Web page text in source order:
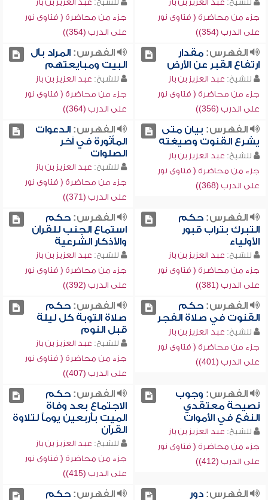
للشيخ: عبد العزيز بن باز
جزء من محاضرة ( فتاوى نور
على الدرب (354))
للشيخ: عبد العزيز بن باز
جزء من محاضرة ( فتاوى نور
على الدرب (354))
الفهرس:مقدار
ارتفاع القبر عن الأرض
للشيخ: عبد العزيز بن باز
جزء من محاضرة ( فتاوى نور
على الدرب (356))
الفهرس:المراد بآل
البيت ومبايعتهم
للشيخ: عبد العزيز بن باز
جزء من محاضرة ( فتاوى نور
على الدرب (364))
الفهرس: بيان متى
يشرع القنوت وصيغته
للشيخ: عبد العزيز بن باز
جزء من محاضرة ( فتاوى نور
على الدرب (368))
الفهرس:الدعوات
المأثورة في آخر
الصلوات
للشيخ: عبد العزيز بن باز
جزء من محاضرة ( فتاوى نور
على الدرب (371))
الفهرس:حكم
التبرك بتراب قبور
الأولياء
للشيخ: عبد العزيز بن باز
جزء من محاضرة ( فتاوى نور
على الدرب (381))
الفهرس:حكم
استماع الجنب للقرآن
والأذكار الشرعية
للشيخ: عبد العزيز بن باز
جزء من محاضرة ( فتاوى نور
على الدرب (392))
الفهرس:حكم
القنوت في صلاة الفجر
للشيخ: عبد العزيز بن باز
جزء من محاضرة ( فتاوى نور
على الدرب (401))
الفهرس:حكم
صلاة التوبة كل ليلة
قبل النوم
للشيخ: عبد العزيز بن باز
جزء من محاضرة ( فتاوى نور
على الدرب (407))
الفهرس: وجوب
نصيحة معتقدي
النفع في الأموات
للشيخ: عبد العزيز بن باز
جزء من محاضرة ( فتاوى نور
على الدرب (412))
الفهرس:حكم
الاجتماع بعد وفاة
الميت بأربعين يوماً لتلاوة
القرآن
للشيخ: عبد العزيز بن باز
جزء من محاضرة ( فتاوى نور
على الدرب (415))
الفهرس:دور
الفهرس:حكم